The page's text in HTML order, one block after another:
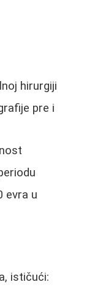
hirurgiji
pre i
evra u
ističući: